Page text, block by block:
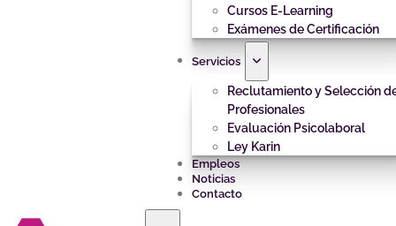
Cursos E-Learning
Exámenes de Certificación
Servicios
Reclutamiento y Selección
Profesionales
Evaluación Psicolaboral
Ley Karin
Empleos
Noticias
Contacto